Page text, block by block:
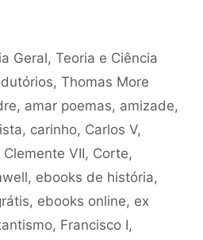
Geral,Teoria e Ciência
, Thomas More
, amar poemas, amizade,
, carinho, Carlos V,
Clemente VII, Corte,
, ebooks de história,
, ebooks online, ex
, Francisco I,